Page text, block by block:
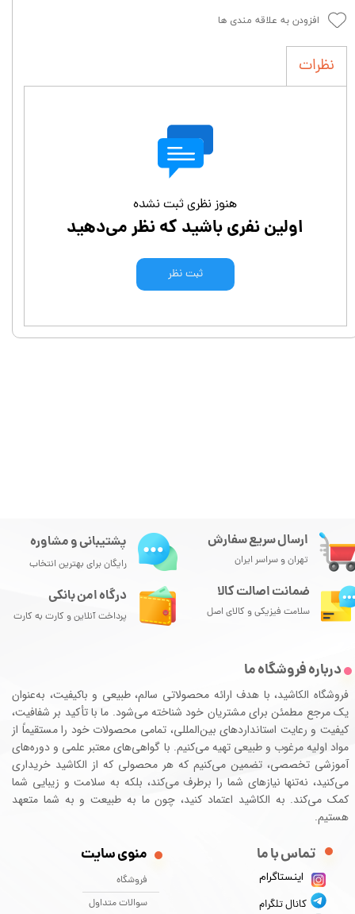
افزودن به علاقه مندی ها
نظرات
هنوز نظری ثبت نشده
اولین نفری باشید که نظر می‌دهید
ثبت نظر
ارسال سریع سفارش
تهران و سراسر ایران
درگاه امن بانکی
پرداخت آنلاین و کارت به کارت
پشتیبانی و مشاوره
رایگان برای بهترین انتخاب
ضمانت اصالت کالا
سلامت فیزیکی و کالای اصل
درباره فروشگاه ما
فروشگاه الکاشید، با هدف ارائه محصولاتی سالم، طبیعی و باکیفیت، به‌عنوان
یک مرجع مطمئن برای مشتریان خود شناخته می‌شود. ما با تأکید بر شفافیت،
کیفیت و رعایت استانداردهای بین‌المللی، تمامی محصولات خود را مستقیماً از
مواد اولیه مرغوب و طبیعی تهیه می‌کنیم. با گواهی‌های معتبر علمی و دوره‌های
آموزشی تخصصی، تضمین می‌کنیم که هر محصولی که از الکاشید خریداری
می‌کنید، نه‌تنها نیازهای شما را برطرف می‌کند، بلکه به سلامت و زیبایی شما
کمک می‌کند. به الکاشید اعتماد کنید، چون ما به طبیعت و به شما متعهد
هستیم.
تماس با ما ​​​​​​​
اینستاگرام
کانال تلگرام
منوی سایت
فروشگاه
سوالات متداول